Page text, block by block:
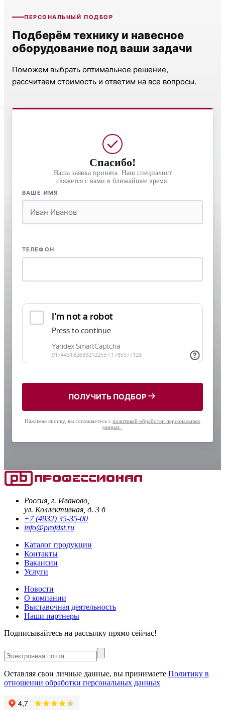
ПЕРСОНАЛЬНЫЙ ПОДБОР
Подберём технику и навесное
оборудование под ваши задачи
Поможем выбрать оптимальное решение,
рассчитаем стоимость и ответим на все вопросы.
Спасибо!
Ваша заявка принята. Наш специалист
свяжется с вами в ближайшее время.
ВАШЕ ИМЯ
ТЕЛЕФОН
ПОЛУЧИТЬ ПОДБОР
Нажимая кнопку, вы соглашаетесь с политикой обработки персональных
данных
Россия, г. Иваново,
ул. Коллективная, д. 3 б
+7 (4932) 35-35-00
info@profdst.ru
Каталог продукции
Контакты
Вакансии
Услуги
Новости
О компании
Выставочная деятельность
Наши партнеры
Подписывайтесь на рассылку прямо сейчас!
Оставляя свои личные данные, вы принимаете Политику в
отношении обработки персональных данных